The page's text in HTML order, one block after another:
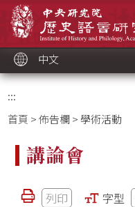
中文
:::
首頁 >佈告欄> 學術活動
講論會
列印 字型